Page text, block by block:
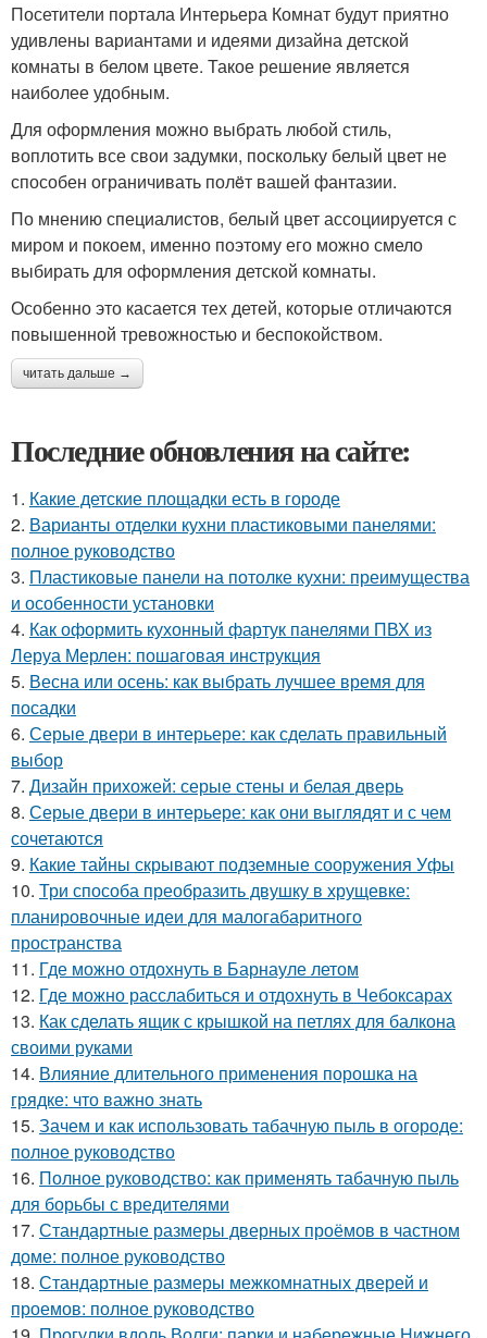
Посетители портала Интерьера Комнат будут приятно
удивлены вариантами и идеями дизайна детской
комнаты в белом цвете. Такое решение является
наиболее удобным.
Для оформления можно выбрать любой стиль,
воплотить все свои задумки, поскольку белый цвет не
способен ограничивать полëт вашей фантазии.
По мнению специалистов, белый цвет ассоциируется с
миром и покоем, именно поэтому его можно смело
выбирать для оформления детской комнаты.
Особенно это касается тех детей, которые отличаются
повышенной тревожностью и беспокойством.
читать дальше →
Последние обновления на сайте:
1. Какие детские площадки есть в городе
2. Варианты отделки кухни пластиковыми панелями:
полное руководство
3. Пластиковые панели на потолке кухни: преимущества
и особенности установки
4. Как оформить кухонный фартук панелями ПВХ из
Леруа Мерлен: пошаговая инструкция
5. Весна или осень: как выбрать лучшее время для
посадки
6. Серые двери в интерьере: как сделать правильный
выбор
7. Дизайн прихожей: серые стены и белая дверь
8. Серые двери в интерьере: как они выглядят и с чем
сочетаются
9. Какие тайны скрывают подземные сооружения Уфы
10. Три способа преобразить двушку в хрущевке:
планировочные идеи для малогабаритного
пространства
11. Где можно отдохнуть в Барнауле летом
12. Где можно расслабиться и отдохнуть в Чебоксарах
13. Как сделать ящик с крышкой на петлях для балкона
своими руками
14. Влияние длительного применения порошка на
грядке: что важно знать
15. Зачем и как использовать табачную пыль в огороде:
полное руководство
16. Полное руководство: как применять табачную пыль
для борьбы с вредителями
17. Стандартные размеры дверных проёмов в частном
доме: полное руководство
18. Стандартные размеры межкомнатных дверей и
проемов: полное руководство